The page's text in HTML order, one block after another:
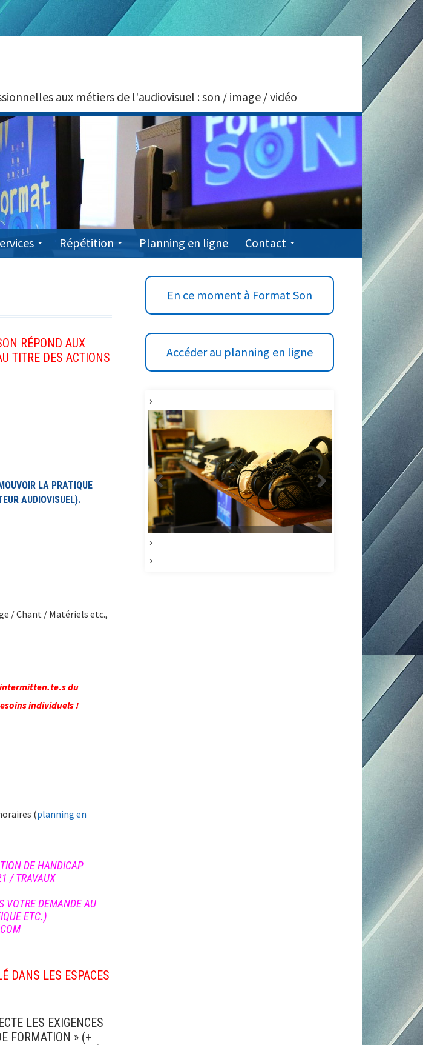
aux métiers de l'audiovisuel : son / image / vidéo
Répétition Planning en ligne Contact
RÉPOND AUX
TITRE DES ACTIONS
LA PRATIQUE
AUDIOVISUEL).
/ Chant / Matériels etc.,
du
individuels !
(planning en
DE HANDICAP
/ TRAVAUX
VOTRE DEMANDE AU
ETC.)
DANS LES ESPACES
LES EXIGENCES
FORMATION » (+
BARRE
LATÉRALE
PRINCIPALE
En ce moment à Format Son
Accéder au planning en ligne